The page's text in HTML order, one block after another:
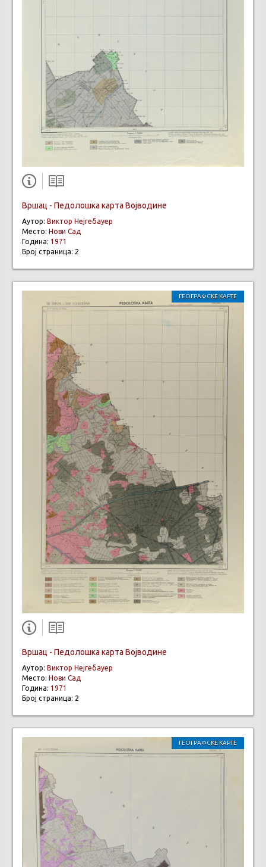
Вршац - Педолошка карта Војводине
Аутор: Виктор Нејгебауер
Место: Нови Сад
Година: 1971
Број страница: 2
ГЕОГРАФСКЕ КАРТЕ
Вршац - Педолошка карта Војводине
Аутор: Виктор Нејгебауер
Место: Нови Сад
Година: 1971
Број страница: 2
ГЕОГРАФСКЕ КАРТЕ